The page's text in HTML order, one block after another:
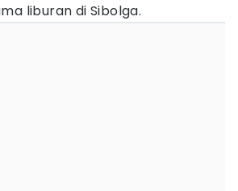
liburan di Sibolga.